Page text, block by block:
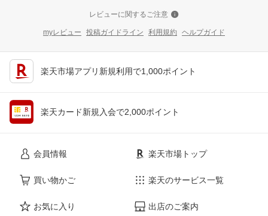
レビューに関するご注意
myレビュー 投稿ガイドライン 利用規約 ヘルプガイド
楽天市場アプリ新規利用で1,000ポイント
楽天カード新規入会で2,000ポイント
会員情報
買い物かご
お気に入り
楽天市場トップ
楽天のサービス一覧
出店のご案内